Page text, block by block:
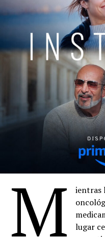
M
ientras
lugar